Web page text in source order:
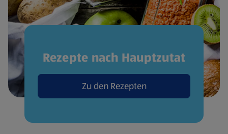
Rezepte nach Hauptzutat
Zu den Rezepten